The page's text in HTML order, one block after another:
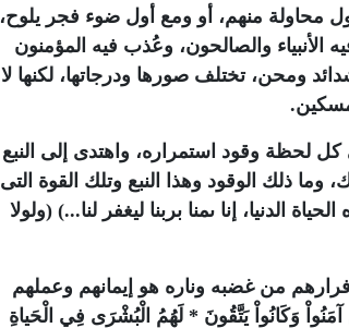
محاولة منهم، أو ومع أول ضوء فجر يلوح،
والصالحون، وعُذب فيه المؤمنون
ومحن، تختلف صورها ودرجاتها، لكنها لا
.
لحظة وقود استمراره، واهتدى إلى النبع
ذلك الوقود وهذا النبع وتلك القوة التى
الدنيا، إنا ىمنا بربنا ليغفر لنا...) (ولولا
من غضبه وناره هو إيمانهم وعملهم
وَكَانُواْ يَتَّقُونَ * لَهُمُ الْبُشْرَى فِي الْحَياةِ